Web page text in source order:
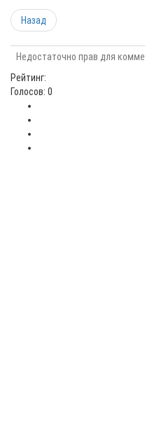
Назад
Недостаточно прав для
Рейтинг:
Голосов: 0